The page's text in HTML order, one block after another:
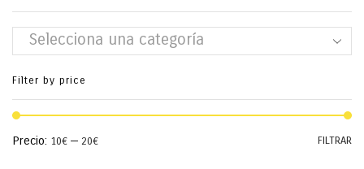
Selecciona una categoría
Filter by price
FILTRAR
Precio: 10€ — 20€